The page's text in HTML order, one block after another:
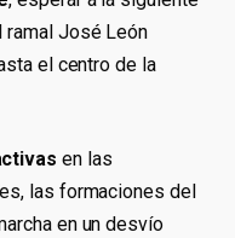
ramal José León
el centro de la
en las
las formaciones del
en un desvío